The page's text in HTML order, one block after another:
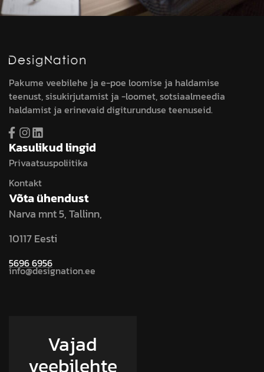
Pakume veebilehe ja e-poe loomise ja haldamise
teenust, sisukirjutamist ja -loomet, sotsiaalmeedia
haldamist ja erinevaid digiturunduse teenuseid.
Kasulikud lingid
Privaatsuspoliitika
Kontakt
Võta ühendust
Narva mnt 5, Tallinn,
10117 Eesti
5696 6956
info@designation.ee
Vajad
veebilehte